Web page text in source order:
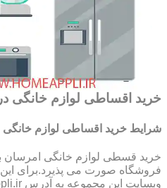
خرید اقساطی لوازم خانگی در
شرایط خرید اقساطی لوازم
خرید قسطی لوازم خانگی امرسان
فروشگاه صورت می پذیرد.برای این